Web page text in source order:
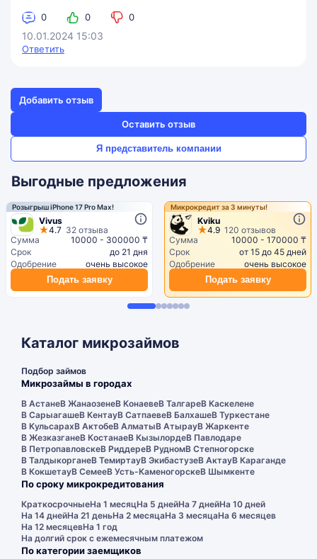
0 0 0
10.01.2024 15:03
Ответить
Добавить отзыв
Оставить отзыв
Я представитель компании
Выгодные предложения
Розыгрыш iPhone 17 Pro Max!
Vivus
4.7 32 отзыва
Сумма
10000 - 300000 ₸
Срок
до 21 дня
Одобрение
очень высокое
Подать заявку
Микрокредит за 3 минуты!
Kviku
4.9 120 отзывов
Сумма
10000 - 170000 ₸
Срок
от 15 до 45 дней
Одобрение
очень высокое
Подать заявку
Каталог микрозаймов
Подбор займов
Микрозаймы в городах
В АстанеВ ЖанаозенеВ КонаевеВ ТалгареВ Каскелене
В СарыагашеВ КентауВ СатпаевеВ БалхашеВ Туркестане
В КульсарахВ АктобеВ АлматыВ АтырауВ Жаркенте
В ЖезказганеВ КостанаеВ КызылордеВ Павлодаре
В ПетропавловскеВ РиддереВ РудномВ Степногорске
В ТалдыкорганеВ ТемиртауВ ЭкибастузеВ АктауВ Караганде
В КокшетауВ СемееВ Усть-КаменогорскеВ Шымкенте
По сроку микрокредитования
КраткосрочныеНа 1 месяцНа 5 днейНа 7 днейНа 10 дней
На 14 днейНа 21 деньНа 2 месяцаНа 3 месяцаНа 6 месяцев
На 12 месяцевНа 1 год
На долгий срок с ежемесячным платежом
По категории заемщиков